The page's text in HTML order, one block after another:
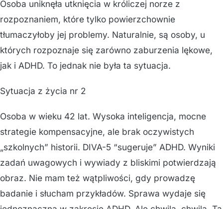
Osoba uniknęła utknięcia w króliczej norze z
rozpoznaniem, które tylko powierzchownie
tłumaczyłoby jej problemy. Naturalnie, są osoby, u
których rozpoznaje się zarówno zaburzenia lękowe,
jak i ADHD. To jednak nie była ta sytuacja.
Sytuacja z życia nr 2
Osoba w wieku 42 lat. Wysoka inteligencja, mocne
strategie kompensacyjne, ale brak oczywistych
„szkolnych” historii. DIVA-5 “sugeruje” ADHD. Wyniki
zadań uwagowych i wywiady z bliskimi potwierdzają
obraz. Nie mam też wątpliwości, gdy prowadzę
badanie i słucham przykładów. Sprawa wydaje się